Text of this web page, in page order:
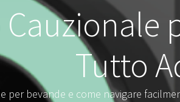
Tutto
bevande e come navigare